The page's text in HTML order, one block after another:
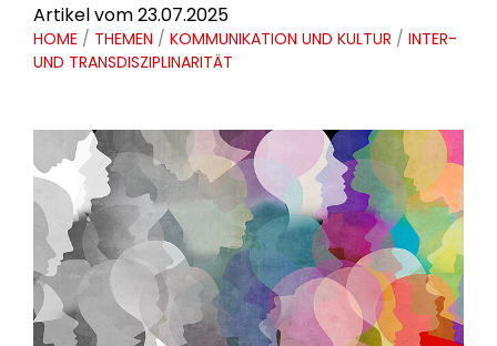
Artikel vom 23.07.2025
HOME / THEMEN / KOMMUNIKATION UND KULTUR / INTER-
UND TRANSDISZIPLINARITÄT